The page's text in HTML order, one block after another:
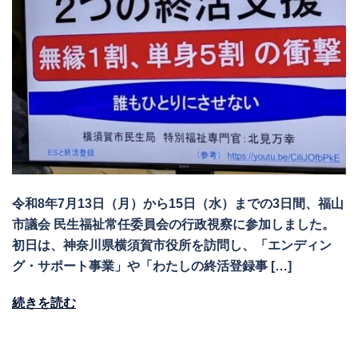
令和8年7月13日（月）から15日（水）までの3日間、福山
市議会 民生福祉常任委員会の行政視察に参加しました。
初日は、神奈川県横須賀市役所を訪問し、「エンディン
グ・サポート事業」や「わたしの終活登録事 […]
続きを読む